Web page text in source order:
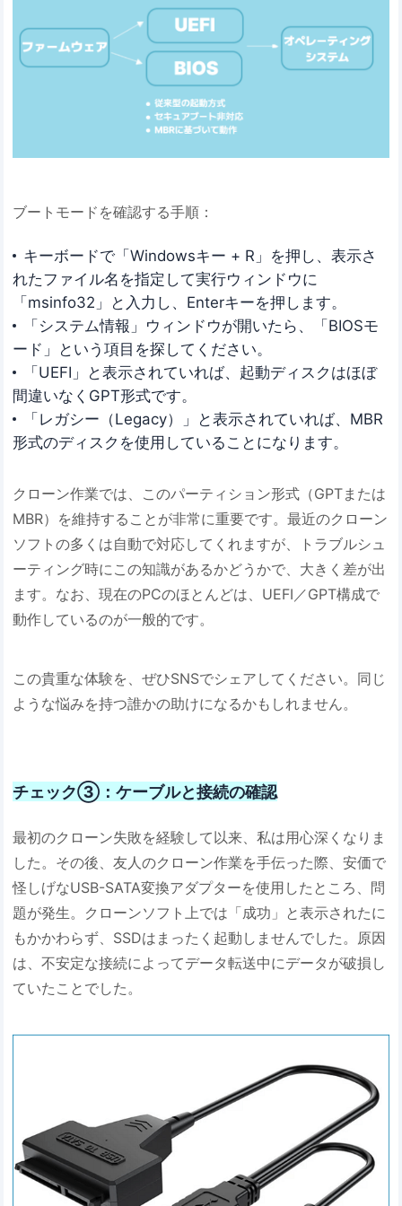
ブートモードを確認する手順：
キーボードで「Windowsキー + R」を押し、表示さ
れたファイル名を指定して実行ウィンドウに
「msinfo32」と入力し、Enterキーを押します。
「システム情報」ウィンドウが開いたら、「BIOSモ
ード」という項目を探してください。
「UEFI」と表示されていれば、起動ディスクはほぼ
間違いなくGPT形式です。
「レガシー（Legacy）」と表示されていれば、MBR
形式のディスクを使用していることになります。
クローン作業では、このパーティション形式（GPTまたは
MBR）を維持することが非常に重要です。最近のクローン
ソフトの多くは自動で対応してくれますが、トラブルシュ
ーティング時にこの知識があるかどうかで、大きく差が出
ます。なお、現在のPCのほとんどは、UEFI／GPT構成で
動作しているのが一般的です。
この貴重な体験を、ぜひSNSでシェアしてください。同じ
ような悩みを持つ誰かの助けになるかもしれません。
チェック③：ケーブルと接続の確認
最初のクローン失敗を経験して以来、私は用心深くなりま
した。その後、友人のクローン作業を手伝った際、安価で
怪しげなUSB-SATA変換アダプターを使用したところ、問
題が発生。クローンソフト上では「成功」と表示されたに
もかかわらず、SSDはまったく起動しませんでした。原因
は、不安定な接続によってデータ転送中にデータが破損し
ていたことでした。